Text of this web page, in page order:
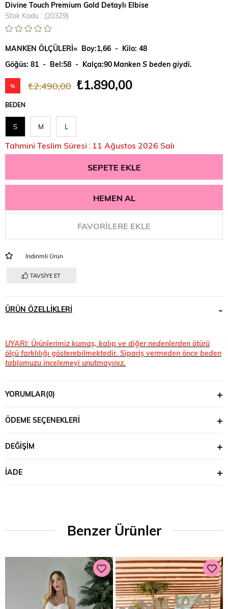
Divine Touch Premium Gold Detaylı Elbise
Stok Kodu
(20329)
MANKEN ÖLÇÜLERİ= Boy:1,66 - Kilo: 48
Göğüs: 81 - Bel:58 - Kalça:90Manken S beden giydi.
%
24
İndirim
₺2.490,00 ₺1.890,00
BEDEN
S M L
Tahmini Teslim Süresi : 11 Ağustos 2026 Salı
FAVORILERE EKLE
İndirimli Ürün
TAVSIYE ET
ÜRÜN ÖZELLIKLERI
UYARI: Ürünlerimiz kumaş, kalıp ve diğer nedenlerden ötürü
ölçü farklılığı gösterebilmektedir. Sipariş vermeden önce beden
tablomuzu incelemeyi unutmayınız.
YORUMLAR(0)
ÖDEME SEÇENEKLERI
DEĞIŞIM
İADE
Benzer Ürünler